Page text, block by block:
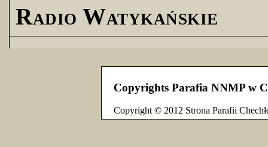
Radio Watykańskie
Copyrights Parafia NNMP w
Copyright © 2012 Strona Parafii